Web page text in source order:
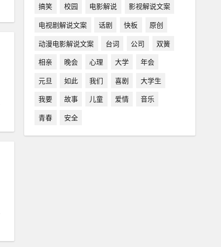
搞笑
校园 电影解说
影视解说文案
电视剧解说文案
话剧 快板
原创
动漫电影解说文案
台词 公司
双簧
相亲
晚会 心理 大学
年会
元旦
如此 我们 喜剧
大学生
我要
故事 儿童 爱情
音乐
青春
安全